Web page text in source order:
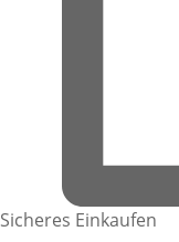
Sicheres Einkaufen